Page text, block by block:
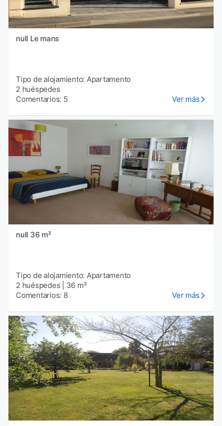
null Le mans
Tipo de alojamiento: Apartamento
2 huéspedes
Comentarios: 5
Ver más
null 36 m²
Tipo de alojamiento: Apartamento
2 huéspedes
36 m²
Comentarios: 8
Ver más